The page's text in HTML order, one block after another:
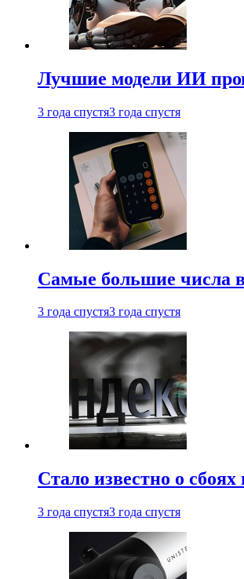
Лучшие модели ИИ
3 года спустя3 года спустя
Самые большие числа
3 года спустя3 года спустя
Стало известно о
3 года спустя3 года спустя